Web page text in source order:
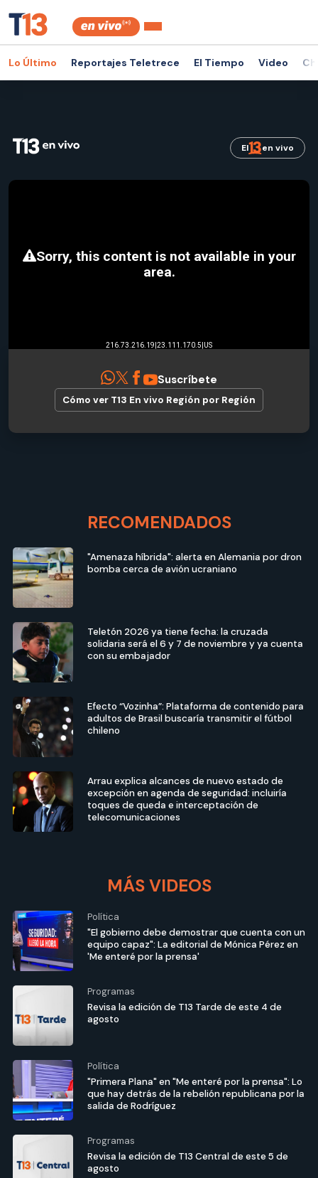
Lo Último Reportajes Teletrece El Tiempo Video
El en vivo
Cómo ver T13 En vivo Región por Región
Suscríbete
RECOMENDADOS
"Amenaza híbrida": alerta en Alemania por dron
bomba cerca de avión ucraniano
Teletón 2026 ya tiene fecha: la cruzada
solidaria será el 6 y 7 de noviembre y ya cuenta
con su embajador
Efecto “Vozinha”: Plataforma de contenido para
adultos de Brasil buscaría transmitir el fútbol
chileno
Arrau explica alcances de nuevo estado de
excepción en agenda de seguridad: incluiría
toques de queda e interceptación de
telecomunicaciones
MÁS VIDEOS
Política
"El gobierno debe demostrar que cuenta con un
equipo capaz": La editorial de Mónica Pérez en
'Me enteré por la prensa'
Programas
Revisa la edición de T13 Tarde de este 4 de
agosto
Política
"Primera Plana" en "Me enteré por la prensa": Lo
que hay detrás de la rebelión republicana por la
salida de Rodríguez
Programas
Revisa la edición de T13 Central de este 5 de
agosto